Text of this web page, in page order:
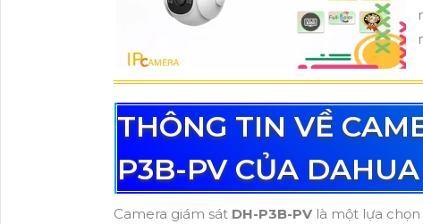
THÔNG TIN VỀ
P3B-PV CỦA DAHUA
Camera giám sát DH-P3B-PV là một lựa